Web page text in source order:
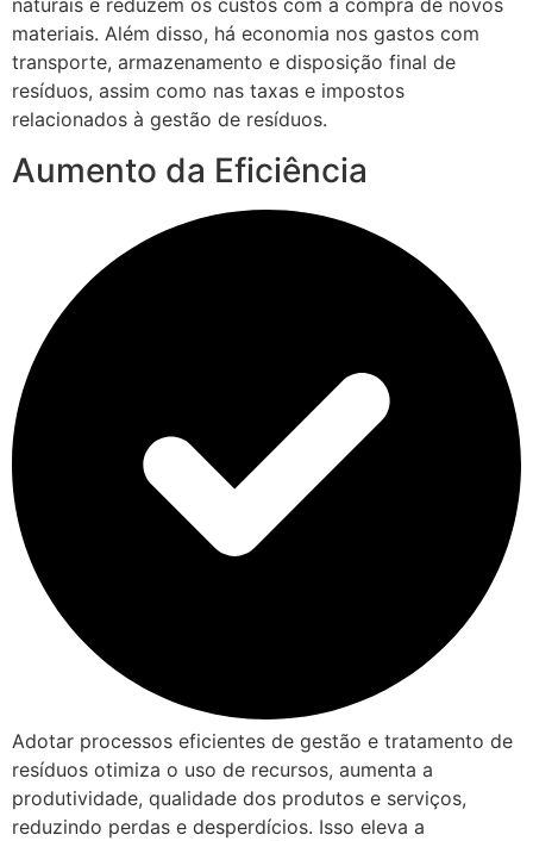
naturais e reduzem os custos com a compra de novos
materiais. Além disso, há economia nos gastos com
transporte, armazenamento e disposição final de
resíduos, assim como nas taxas e impostos
relacionados à gestão de resíduos.
Aumento da Eficiência
Adotar processos eficientes de gestão e tratamento de
resíduos otimiza o uso de recursos, aumenta a
produtividade, qualidade dos produtos e serviços,
reduzindo perdas e desperdícios. Isso eleva a